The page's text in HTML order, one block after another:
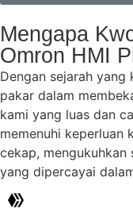
Mengapa
Omron HMI
Dengan sejarah yang
pakar dalam
kami yang luas dan
memenuhi keperluan
cekap,
yang dipercayai